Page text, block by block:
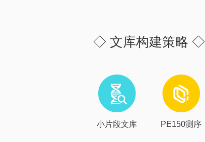
◇ 文库构建策略 ◇
小片段文库 PE150测序